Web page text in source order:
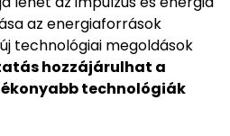
az energiaforrások
technológiai megoldások
hozzájárulhat a
technológiák